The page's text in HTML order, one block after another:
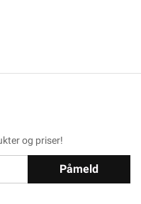
og priser!
Påmeld